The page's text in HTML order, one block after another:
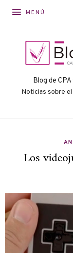
MENÚ
Blog de
Noticias sobre
Los